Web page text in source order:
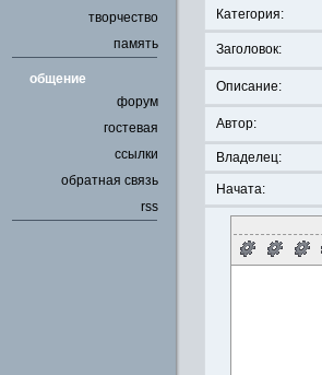
творчество
память
общение
форум
гостевая
ссылки
обратная связь
rss
Категория:
Заголовок:
Описание:
Автор:
Владелец:
Начата: